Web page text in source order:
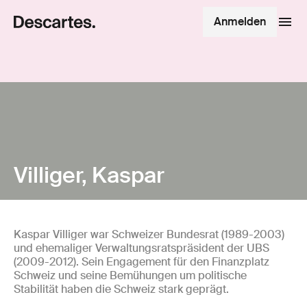
Anmelden
Villiger, Kaspar
Kaspar Villiger war Schweizer Bundesrat (1989-2003)
und ehemaliger Verwaltungsratspräsident der UBS
(2009-2012). Sein Engagement für den Finanzplatz
Schweiz und seine Bemühungen um politische
Stabilität haben die Schweiz stark geprägt.